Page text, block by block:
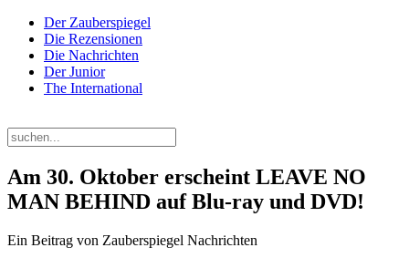
Der Zauberspiegel
Die Rezensionen
Die Nachrichten
Der Junior
The International
Am 30. Oktober erscheint LEAVE NO
MAN BEHIND auf Blu-ray und DVD!
Ein Beitrag von Zauberspiegel Nachrichten